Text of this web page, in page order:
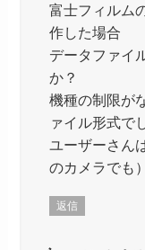
富士フィルム
作した場合
データファイ
か？
機種の制限が
ァイル形式で
ユーザーさん
のカメラでも）
返信